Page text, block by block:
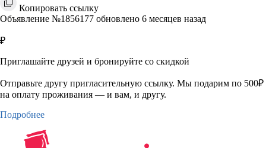
Копировать ссылку
Объявление №1856177 обновлено 6 месяцев назад
₽
Приглашайте друзей и бронируйте со скидкой
Отправьте другу пригласительную ссылку. Мы подарим по 500₽
на оплату проживания — и вам, и другу.
Подробнее